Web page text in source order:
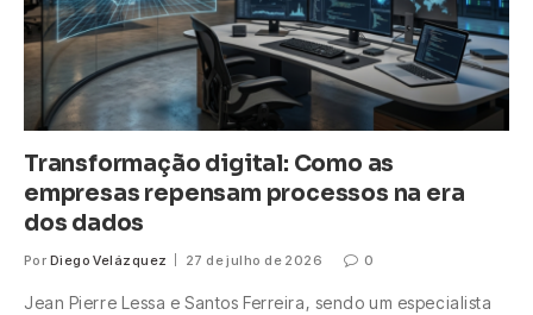
Transformação digital: Como as
empresas repensam processos na era
dos dados
Por Diego Velázquez 27 de julho de 2026 0
Jean Pierre Lessa e Santos Ferreira, sendo um especialista